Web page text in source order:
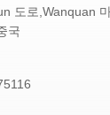
도로,Wanquan
국